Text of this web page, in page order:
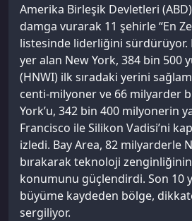
Amerika Birleşik Devletleri
damga vurarak 11 şehirle “En
listesinde liderliğini sürdürüyor.
yer alan New York, 384 bin 500
(HNWI) ilk sıradaki yerini
centi-milyoner ve 66 milyarder
York’u, 342 bin 400 milyonerin
Francisco ile Silikon Vadisi’ni
izledi. Bay Area, 82 milyarderle
bırakarak teknoloji
konumunu güçlendirdi. Son 10
büyüme kaydeden bölge,
sergiliyor.